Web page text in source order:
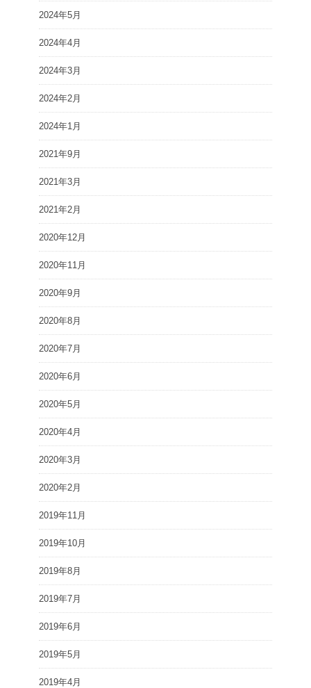
2024年5月
2024年4月
2024年3月
2024年2月
2024年1月
2021年9月
2021年3月
2021年2月
2020年12月
2020年11月
2020年9月
2020年8月
2020年7月
2020年6月
2020年5月
2020年4月
2020年3月
2020年2月
2019年11月
2019年10月
2019年8月
2019年7月
2019年6月
2019年5月
2019年4月